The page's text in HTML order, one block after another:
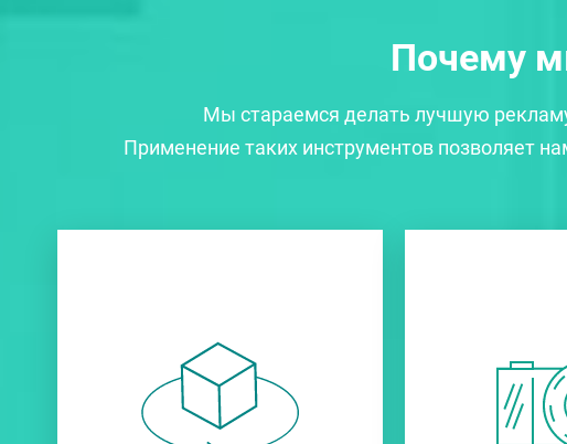
Почему
Мы стараемся делать лучшую
Применение таких инструментов позволяет